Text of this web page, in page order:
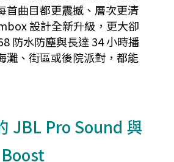
首曲目都更震撼、層次更清
設計全新升級，更大卻
防水防塵與長達 34 小時播
灘、街區或後院派對，都能
JBL Pro Sound 與